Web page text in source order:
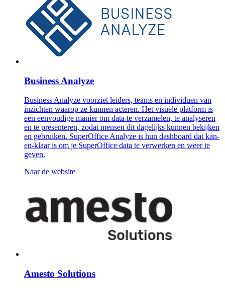
Business Analyze
Business Analyze voorziet leiders, teams en individuen van
inzichten waarop ze kunnen acteren. Het visuele platform is
een eenvoudige manier om data te verzamelen, te analyseren
en te presenteren, zodat mensen dit dagelijks kunnen bekijken
en gebruiken. SuperOffice Analyze is hun dashboard dat kan-
en-klaar is om je SuperOffice data te verwerken en weer te
geven.
Naar de website
Amesto Solutions